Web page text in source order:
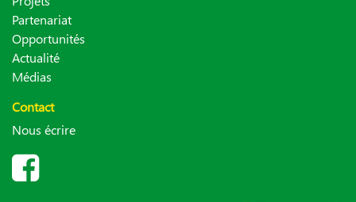
Partenariat
Opportunités
Actualité
Médias
Contact
Nous écrire